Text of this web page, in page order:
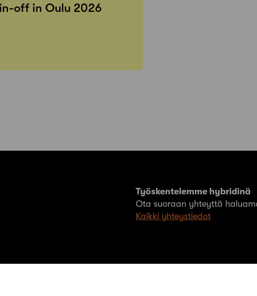
off in Oulu 2026
Työskentelemme hybridinä
Ota suoraan yhteyttä
Kaikki yhteystiedot